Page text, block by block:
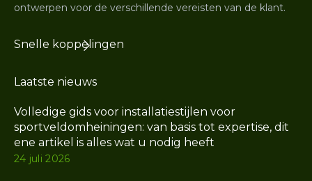
ontwerpen voor de verschillende vereisten van de klant.
Snelle koppelingen
Laatste nieuws
Volledige gids voor installatiestijlen voor
sportveldomheiningen: van basis tot expertise, dit
ene artikel is alles wat u nodig heeft
24 juli 2026